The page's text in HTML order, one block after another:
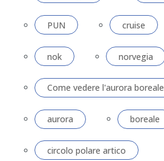
PUN cruise
nok norvegia
Come vedere l'aurora boreale
aurora boreale
circolo polare artico